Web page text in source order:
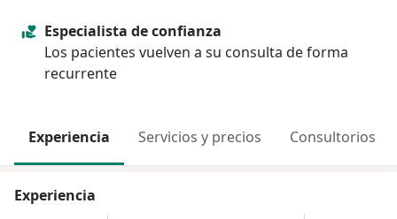
Especialista de confianza
Los pacientes vuelven a su consulta de forma
recurrente
Experiencia Servicios y precios Consultorios
Experiencia